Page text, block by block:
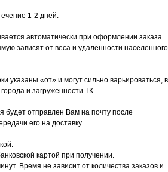
1-2 дней.
автоматически при оформлении заказа
зависят от веса и удалённости населенного
указаны «от» и могут сильно варьироваться, в
и загруженности ТК.
будет отправлен Вам на почту после
его на доставку.
картой при получении.
Время не зависит от количества заказов и